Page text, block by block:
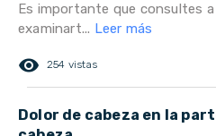
Es importante que consultes
examinart... Leer más
remove_red_eye 254 vistas
Dolor de cabeza en la